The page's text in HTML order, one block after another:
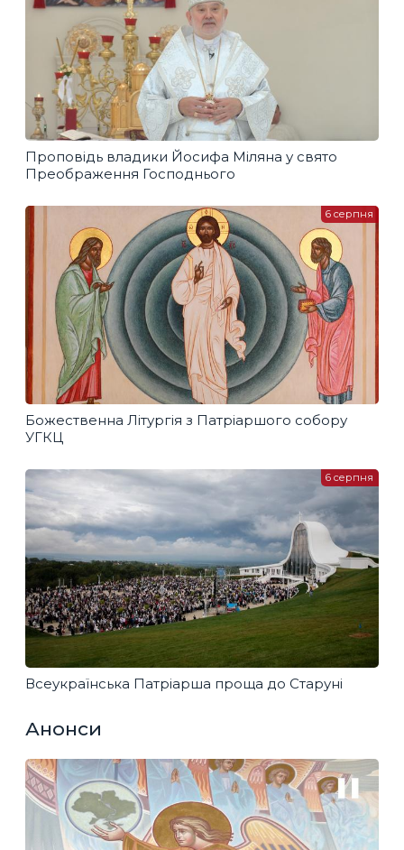
Проповідь владики Йосифа Міляна у свято
Преображення Господнього
Божественна Літургія з Патріаршого собору
УГКЦ
6 серпня
Всеукраїнська Патріарша проща до Старуні
6 серпня
Анонси